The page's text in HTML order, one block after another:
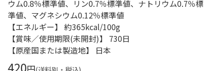
ウム0.8％標準値、リン0.7％標準値、ナトリウム0.7％標
準値、マグネシウム0.12％標準値
【エネルギー】 約365kcal/100g
【賞味／使用期限(未開封)】 730日
【原産国または製造地】 日本
420